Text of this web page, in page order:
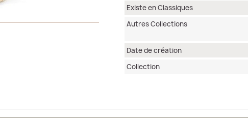
Existe en Classiques
Autres Collections
Date de création
Collection